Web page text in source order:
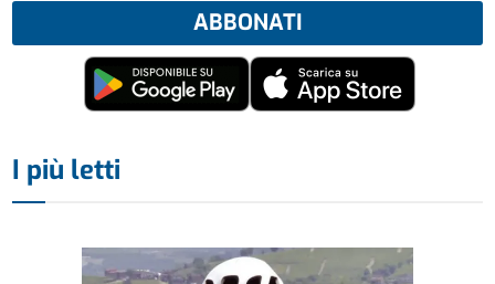
ABBONATI
I più letti